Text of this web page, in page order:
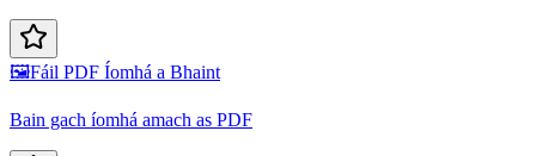
🖼️Fáil PDF Íomhá a Bhaint
Bain gach íomhá amach as PDF